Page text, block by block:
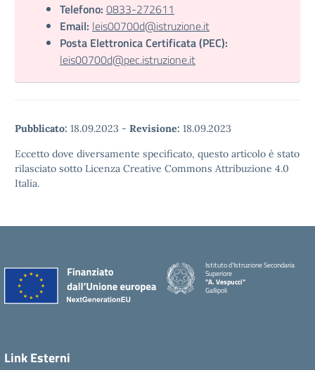
Telefono: 0833-272611
Email: leis00700d@istruzione.it
Posta Elettronica Certificata (PEC):
leis00700d@pec.istruzione.it
Pubblicato: 18.09.2023 - Revisione: 18.09.2023
Eccetto dove diversamente specificato, questo articolo è stato
rilasciato sotto Licenza Creative Commons Attribuzione 4.0
Italia.
Istituto d'Istruzione Secondaria
Superiore
"A. Vespucci"
Gallipoli
Link Esterni